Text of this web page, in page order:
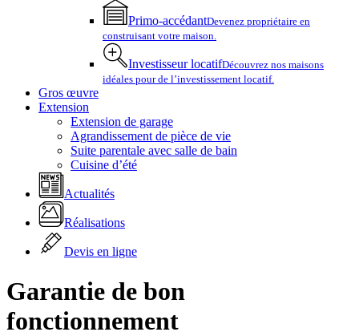
Primo-accédantDevenez propriétaire en
construisant votre maison.
Investisseur locatifDécouvrez nos maisons
idéales pour de l’investissement locatif.
Gros œuvre
Extension
Extension de garage
Agrandissement de pièce de vie
Suite parentale avec salle de bain
Cuisine d’été
Actualités
Réalisations
Devis en ligne
Garantie de bon
fonctionnement